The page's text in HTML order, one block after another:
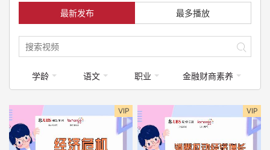
最新发布 最多播放
学龄 语文 职业 金融财商素养
VIP VIP